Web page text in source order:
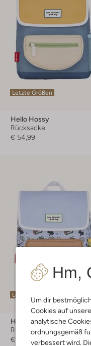
Hm,
Um dir
Cookies auf
analytische
ordnungsgemäß
verbessert wird.
Letzte Größen
Hello Hossy
Rücksacke
€ 54,99
Letzte Größen
Hello Hossy
Rücksacke
€ 54,99